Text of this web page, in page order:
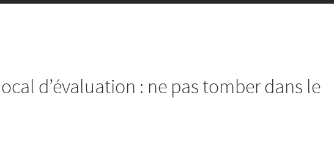
d’évaluation : ne pas tomber dans le